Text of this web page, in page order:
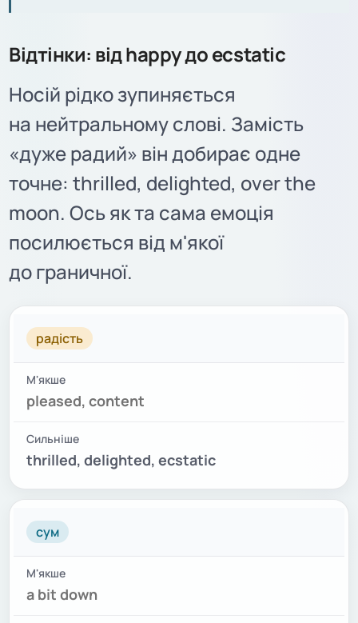
Відтінки: від happy до ecstatic
Носій рідко зупиняється
на нейтральному слові. Замість
«дуже радий» він добирає одне
точне: thrilled, delighted, over the
moon. Ось як та сама емоція
посилюється від м'якої
до граничної.
радість
pleased, content
thrilled, delighted, ecstatic
сум
a bit down